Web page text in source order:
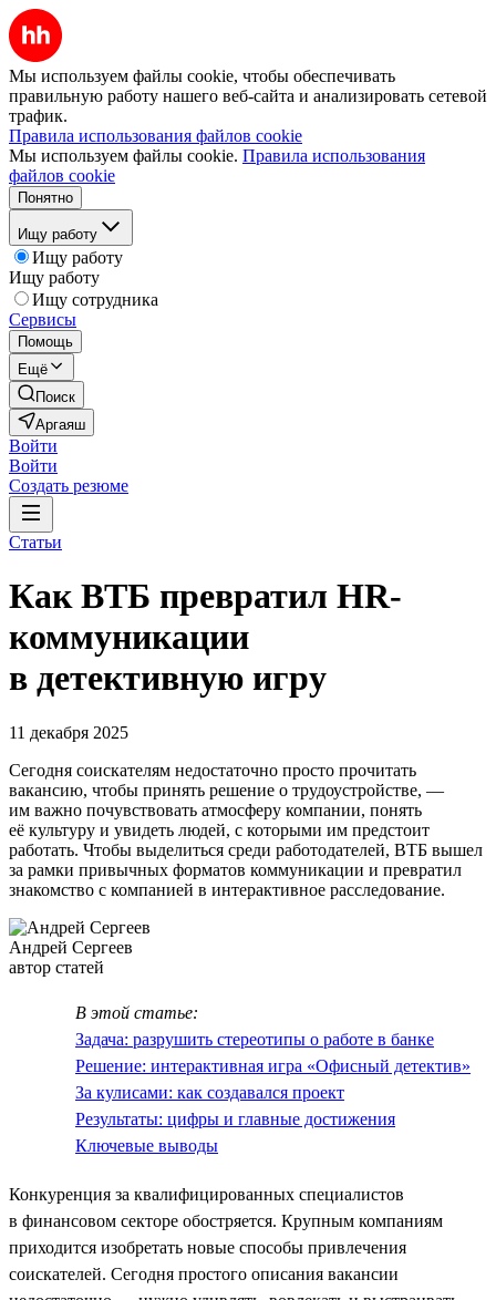
Мы используем файлы cookie, чтобы обеспечивать
правильную работу нашего веб-сайта и анализировать сетевой
трафик.
Правила использования файлов cookie
Мы используем файлы cookie. Правила использования
файлов cookie
Понятно
Ищу работу
Ищу работу
Ищу работу
Ищу сотрудника
Сервисы
Помощь
Ещё
Поиск
Аргаяш
Войти
Войти
Создать резюме
Статьи
Как ВТБ превратил HR-
коммуникации
в детективную игру
11 декабря 2025
Сегодня соискателям недостаточно просто прочитать
вакансию, чтобы принять решение о трудоустройстве, —
им важно почувствовать атмосферу компании, понять
её культуру и увидеть людей, с которыми им предстоит
работать. Чтобы выделиться среди работодателей, ВТБ вышел
за рамки привычных форматов коммуникации и превратил
знакомство с компанией в интерактивное расследование.
Андрей Сергеев
автор статей
В этой статье:
Задача: разрушить стереотипы о работе в банке
Решение: интерактивная игра «Офисный детектив»
За кулисами: как создавался проект
Результаты: цифры и главные достижения
Ключевые выводы
Конкуренция за квалифицированных специалистов
в финансовом секторе обостряется. Крупным компаниям
приходится изобретать новые способы привлечения
соискателей. Сегодня простого описания вакансии